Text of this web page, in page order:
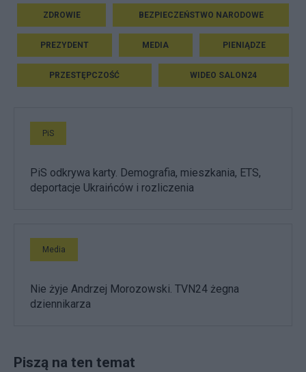
ZDROWIE BEZPIECZEŃSTWO NARODOWE
PREZYDENT MEDIA PIENIĄDZE
PRZESTĘPCZOŚĆ WIDEO SALON24
PiS
PiS odkrywa karty. Demografia, mieszkania, ETS,
deportacje Ukraińców i rozliczenia
Media
Nie żyje Andrzej Morozowski. TVN24 żegna
dziennikarza
Piszą na ten temat